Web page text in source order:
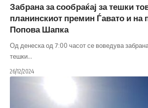
Забрана за сообраќај за тешки
планинскиот премин Ѓавато и на
Попова Шапка
Од денеска од 7:00 часот се воведува забрана
тешки…
26/12/2024